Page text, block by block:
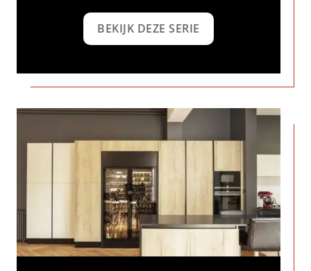
BEKIJK DEZE SERIE